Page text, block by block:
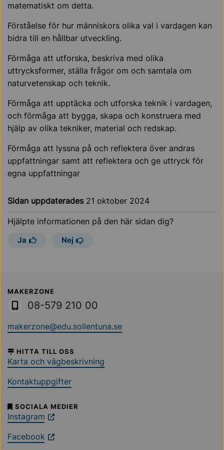
matematiskt om detta.
Förståelse för hur människors olika val i vardagen kan
bidra till en hållbar utveckling.
Förmåga att utforska, beskriva med olika
uttrycksformer, ställa frågor om och samtala om
naturvetenskap och teknik.
Förmåga att upptäcka och utforska teknik i vardagen,
och förmåga att bygga, skapa och konstruera med
hjälp av olika tekniker, material och redskap.
Förmåga att lyssna på och reflektera över andras
uppfattningar samt att reflektera och ge uttryck för
egna uppfattningar
Sidan uppdaterades 21 oktober 2024
Hjälpte informationen på den här sidan dig?
Ja Nej
Sollentuna Kommun
MAKERZONE
08-579 210 00
makerzone@edu.sollentuna.se
HITTA TILL OSS
Karta och vägbeskrivning
Kontaktuppgifter
SOCIALA MEDIER
Instagram
Facebook